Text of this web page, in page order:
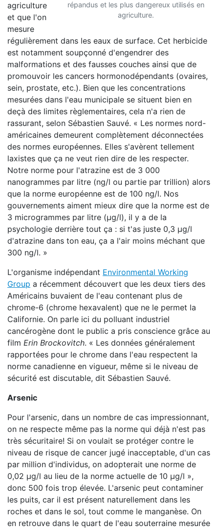
répandus et les plus dangereux utilisés en
agriculture.
agriculture
et que l'on
mesure
régulièrement dans les eaux de surface. Cet herbicide
est notamment soupçonné d'engendrer des
malformations et des fausses couches ainsi que de
promouvoir les cancers hormonodépendants (ovaires,
sein, prostate, etc.). Bien que les concentrations
mesurées dans l'eau municipale se situent bien en
deçà des limites règlementaires, cela n'a rien de
rassurant, selon Sébastien Sauvé. « Les normes nord-
américaines demeurent complètement déconnectées
des normes européennes. Elles s'avèrent tellement
laxistes que ça ne veut rien dire de les respecter.
Notre norme pour l'atrazine est de 3 000
nanogrammes par litre (ng/l ou partie par trillion) alors
que la norme européenne est de 100 ng/l. Nos
gouvernements aiment mieux dire que la norme est de
3 microgrammes par litre (µg/l), il y a de la
psychologie derrière tout ça : si t'as juste 0,3 µg/l
d'atrazine dans ton eau, ça a l'air moins méchant que
300 ng/l. »
L'organisme indépendant Environmental Working
Group a récemment découvert que les deux tiers des
Américains buvaient de l'eau contenant plus de
chrome-6 (chrome hexavalent) que ne le permet la
Californie. On parle ici du polluant industriel
cancérogène dont le public a pris conscience grâce au
film Erin Brockovitch. « Les données généralement
rapportées pour le chrome dans l'eau respectent la
norme canadienne en vigueur, même si le niveau de
sécurité est discutable, dit Sébastien Sauvé.
Arsenic
Pour l'arsenic, dans un nombre de cas impressionnant,
on ne respecte même pas la norme qui déjà n'est pas
très sécuritaire! Si on voulait se protéger contre le
niveau de risque de cancer jugé inacceptable, d'un cas
par million d'individus, on adopterait une norme de
0,02 µg/l au lieu de la norme actuelle de 10 µg/l »,
donc 500 fois trop élevée. L'arsenic peut contaminer
les puits, car il est présent naturellement dans les
roches et dans le sol, tout comme le manganèse. On
en retrouve dans le quart de l'eau souterraine mesurée